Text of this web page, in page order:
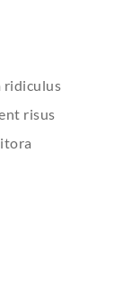
ridiculus
risus